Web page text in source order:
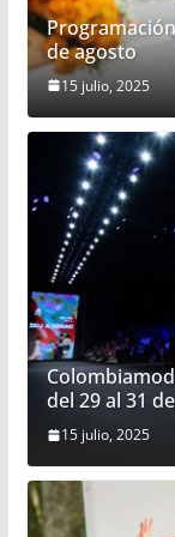
de agosto
15 julio, 2025
del 29 al 31
15 julio, 2025